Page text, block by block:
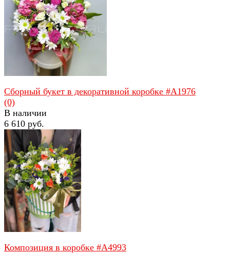
избранное сравнить
избранное сравнить
Сборный букет в декоративной коробке #A1976
(0)
В наличии
6 610 руб.
Композиция в коробке #A4993